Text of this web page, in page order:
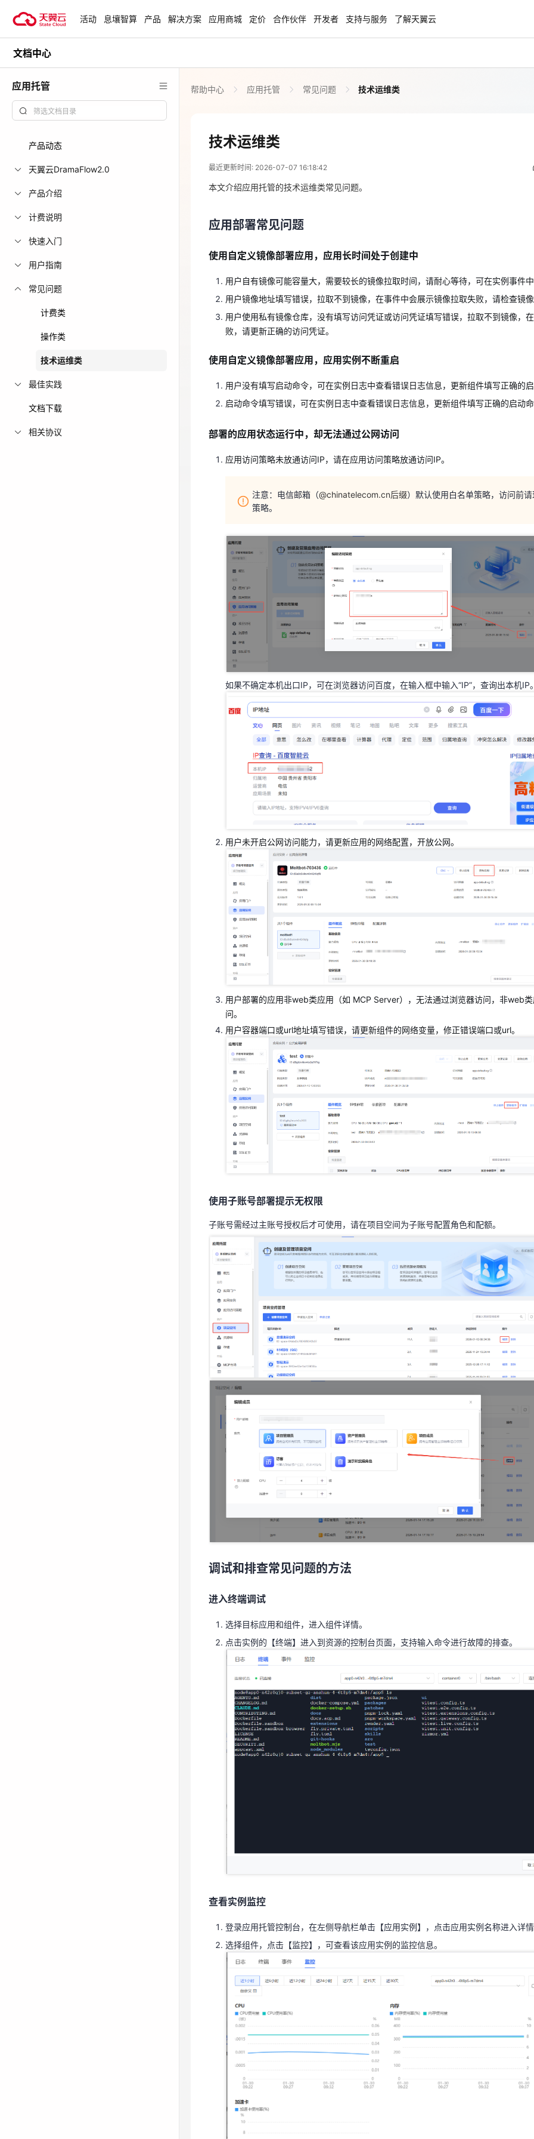
试用，产品折扣等，助您降本增
818 天翼云云智盛典 NEW 安全隔离版OpenClaw
青云志云端助力计划
一站式科研助手，海外资源安全访问平台，助
力青年翼展宏图，平步青云
国家云助力中小企业腾飞，高额上云补贴重磅
免费活动
免费试用中心 HOT
多款云产品免费试用，快来开启云上之旅
天翼云用户体验官 NEW
活动 息壤智算 产品 解决方案 应用商城 定价 合作伙伴 开发者 支持与服务 了解天翼云
文档中心
应用托管
产品动态
天翼云DramaFlow2.0
产品介绍
计费说明
快速入门
用户指南
常见问题
计费类
操作类
技术运维类
最佳实践
文档下载
相关协议
帮助中心 应用托管 常见问题 技术运维类
技术运维类
最近更新时间: 2026-07-07 16:18:42
2026-07-07 08:18:42
应用部署常见问题
用户镜像地址填写错误，拉取不到镜像，在事件中会展示镜像拉取失败，请检查镜
败，请更新正确的访问凭证。
使用自定义镜像部署应用，应用实例不断重启
启动命令填写错误，可在实例日志中查看错误日志信息，更新组件填写正确的启动
部署的应用状态运行中，却无法通过公网访问
策略。
如果不确定本机出口IP，可在浏览器访问百度，在输入框中输入“IP”，查询出本机IP
用户未开启公网访问能力，请更新应用的网络配置，开放公网。
用户部署的应用非web类应用（如 MCP Server），无法通过浏览器访问，非web
问。
使用子账号部署提示无权限
调试和排查常见问题的方法
点击实例的【终端】进入到资源的控制台页面，支持输入命令进行故障的排查。
选择组件，点击【监控】，可查看该应用实例的监控信息。
本文介绍应用托管的技术运维类常见问题。
应用部署常见问题
使用自定义镜像部署应用，应用长时间处于创建中
用户自有镜像可能容量大，需要较长的镜像拉取时间，请耐心等待，可在实例事件
用户镜像地址填写错误，拉取不到镜像，在事件中会展示镜像拉取失败，请检查镜
用户使用私有镜像仓库，没有填写访问凭证或访问凭证填写错误，拉取不到镜像，
败，请更新正确的访问凭证。
使用自定义镜像部署应用，应用实例不断重启
用户没有填写启动命令，可在实例日志中查看错误日志信息，更新组件填写正确的
启动命令填写错误，可在实例日志中查看错误日志信息，更新组件填写正确的启动
部署的应用状态运行中，却无法通过公网访问
应用访问策略未放通访问IP，请在应用访问策略放通访问IP。
注意：电信邮箱（@chinatelecom.cn后缀）默认使用白名单策略，访问前
策略。
如果不确定本机出口IP，可在浏览器访问百度，在输入框中输入“IP”，查询出本机IP
用户未开启公网访问能力，请更新应用的网络配置，开放公网。
用户部署的应用非web类应用（如 MCP Server），无法通过浏览器访问，非web
问。
用户容器端口或url地址填写错误，请更新组件的网络变量，修正错误端口或url。
使用子账号部署提示无权限
子账号需经过主账号授权后才可使用，请在项目空间为子账号配置角色和配额。
调试和排查常见问题的方法
进入终端调试
选择目标应用和组件，进入组件详情。
点击实例的【终端】进入到资源的控制台页面，支持输入命令进行故障的排查。
查看实例监控
登录应用托管控制台，在左侧导航栏单击【应用实例】，点击应用实例名称进入详
选择组件，点击【监控】，可查看该应用实例的监控信息。